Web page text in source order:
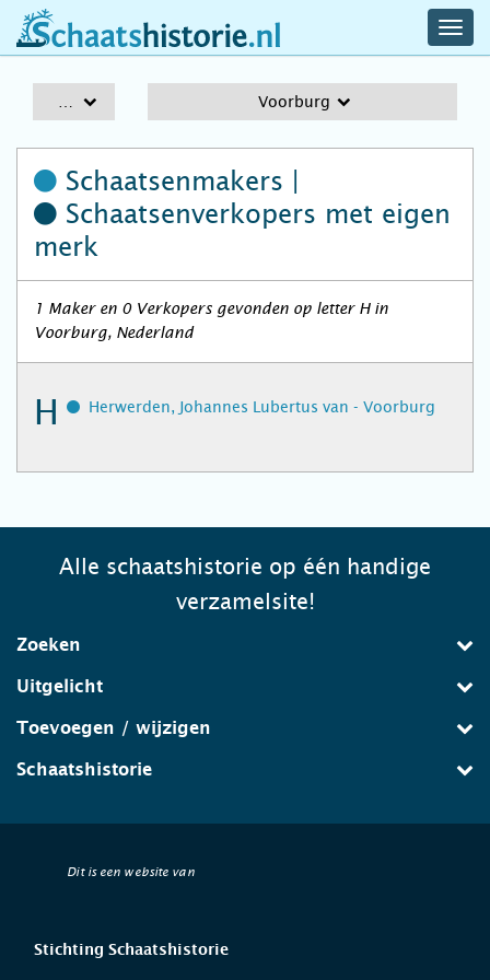
schaatshistorie.nl
Voorburg
Schaatsenmakers |
Schaatsenverkopers met eigen
merk
1 Maker en 0 Verkopers gevonden op letter H in
Voorburg, Nederland
H Herwerden, Johannes Lubertus van - Voorburg
Alle schaatshistorie op één handige
verzamelsite!
Zoeken
Uitgelicht
Toevoegen / wijzigen
Schaatshistorie
Dit is een website van
Stichting Schaatshistorie